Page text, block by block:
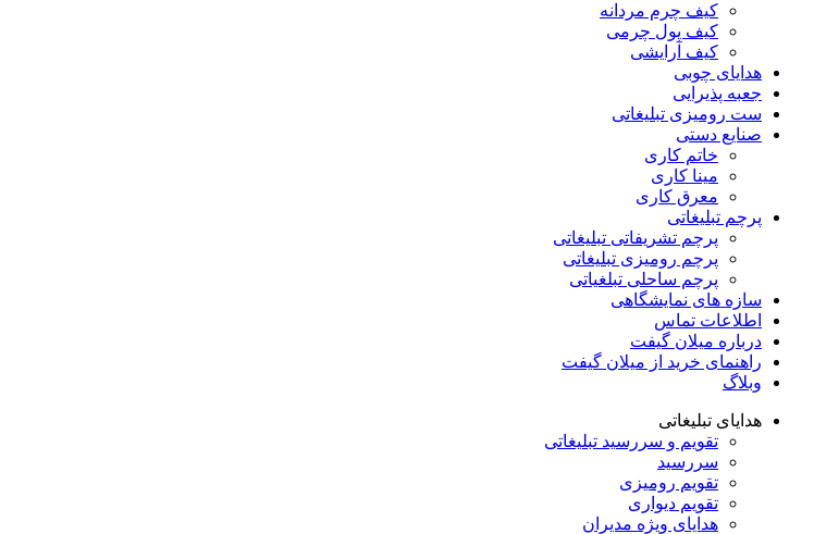
کیف چرم مردانه
کیف پول چرمی
کیف آرایشی
هدایای چوبی
جعبه پذیرایی
ست رومیزی تبلیغاتی
صنایع دستی
خاتم کاری
مینا کاری
معرق کاری
پرچم تبلیغاتی
پرچم تشریفاتی تبلیغاتی
پرچم رومیزی تبلیغاتی
پرچم ساحلی تبلغیاتی
سازه های نمایشگاهی
اطلاعات تماس
درباره میلان گیفت
راهنمای خرید از میلان گیفت
وبلاگ
هدایای تبلیغاتی
تقویم و سررسید تبلیغاتی
سررسید
تقویم رومیزی
تقویم دیواری
هدایای ویژه مدیران